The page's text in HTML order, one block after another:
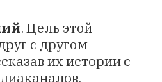
. Цель этой
с другом
их истории с